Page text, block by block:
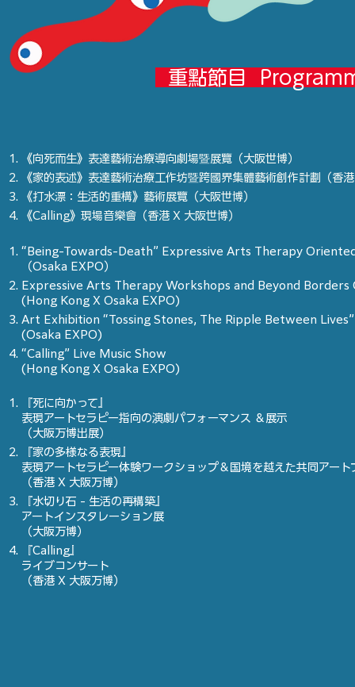
重點節目
《向死而生》表達藝術治療導向劇場暨展覽（大阪世博）
《家的表述》表達藝術治療工作坊暨跨國界集體藝術創作計劃（香
《打水漂：生活的重構》藝術展覽（大阪世博）
《Calling》現場音樂會（香港 X 大阪世博）
“Being-Towards-Death” Expressive Arts Therapy
（Osaka EXPO）
Expressive Arts Therapy Workshops and Beyond
(Hong Kong X Osaka EXPO)
Art Exhibition “Tossing Stones, The Ripple Between Lives”
(Osaka EXPO)
“Calling” Live Music Show
(Hong Kong X Osaka EXPO)
『死に向かって』
表現アートセラピー指向の演劇パフォーマンス ＆展示
（大阪万博出展）
『家の多様なる表現』
表現アートセラピー体験ワークショップ＆国境を越えた共同アート
（香港 X 大阪万博）
『水切り石 - 生活の再構築』
アートインスタレーション展
（大阪万博）
『Calling』
ライブコンサート
（香港 X 大阪万博）